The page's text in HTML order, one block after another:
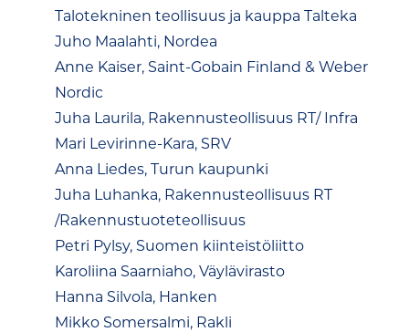
Talotekninen teollisuus ja kauppa Talteka
Juho Maalahti, Nordea
Anne Kaiser, Saint-Gobain Finland & Weber
Nordic
Juha Laurila, Rakennusteollisuus RT/ Infra
Mari Levirinne-Kara, SRV
Anna Liedes, Turun kaupunki
Juha Luhanka, Rakennusteollisuus RT
/Rakennustuoteteollisuus
Petri Pylsy, Suomen kiinteistöliitto
Karoliina Saarniaho, Väylävirasto
Hanna Silvola, Hanken
Mikko Somersalmi, Rakli